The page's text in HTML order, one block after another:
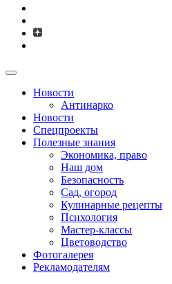
Новости
Антинарко
Новости
Спецпроекты
Полезные знания
Экономика, право
Наш дом
Безопасность
Сад, огород
Кулинарные рецепты
Психология
Мастер-классы
Цветоводство
Фотогалерея
Рекламодателям